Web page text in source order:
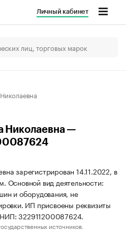
Личный кабинет
Николаевна —
зарегистрирован 14.11.2022, в
Основной вид деятельности:
и оборудования, не
ИП присвоены реквизиты
322911200087624.
источников.